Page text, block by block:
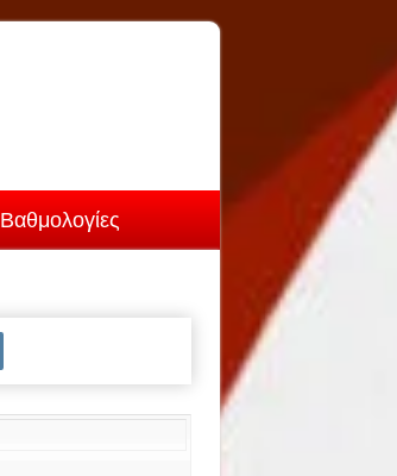
Βαθμολογίες